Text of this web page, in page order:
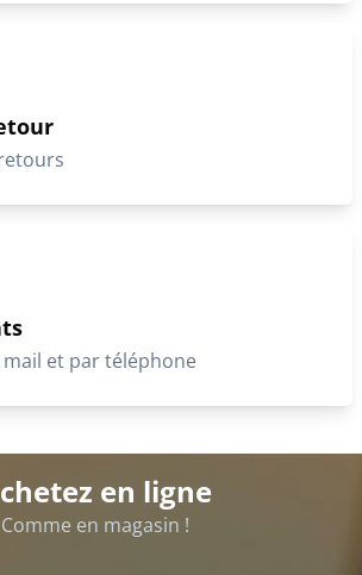
et par téléphone
en ligne
Comme en magasin !